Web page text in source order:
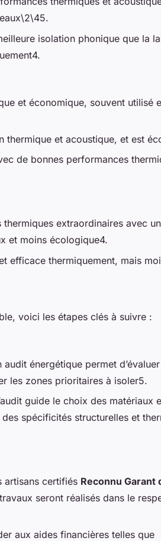
isolation phonique que la
et économique, souvent utilisé
thermique et acoustique, et est
de bonnes performances
extraordinaires avec
et moins écologique4.
efficace thermiquement, mais
voici les étapes clés à suivre :
audit énergétique permet
les zones prioritaires à isoler5.
guide le choix des matériaux
spécificités structurelles et
artisans certifiés Reconnu Garant
seront réalisés dans le
aux aides financières telles que